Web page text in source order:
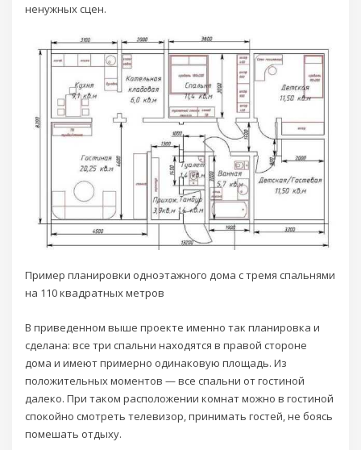
ненужных сцен.
Пример планировки одноэтажного дома с тремя спальнями
на 110 квадратных метров
В приведенном выше проекте именно так планировка и
сделана: все три спальни находятся в правой стороне
дома и имеют примерно одинаковую площадь. Из
положительных моментов — все спальни от гостиной
далеко. При таком расположении комнат можно в гостиной
спокойно смотреть телевизор, принимать гостей, не боясь
помешать отдыху.